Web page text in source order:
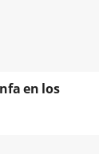
en los